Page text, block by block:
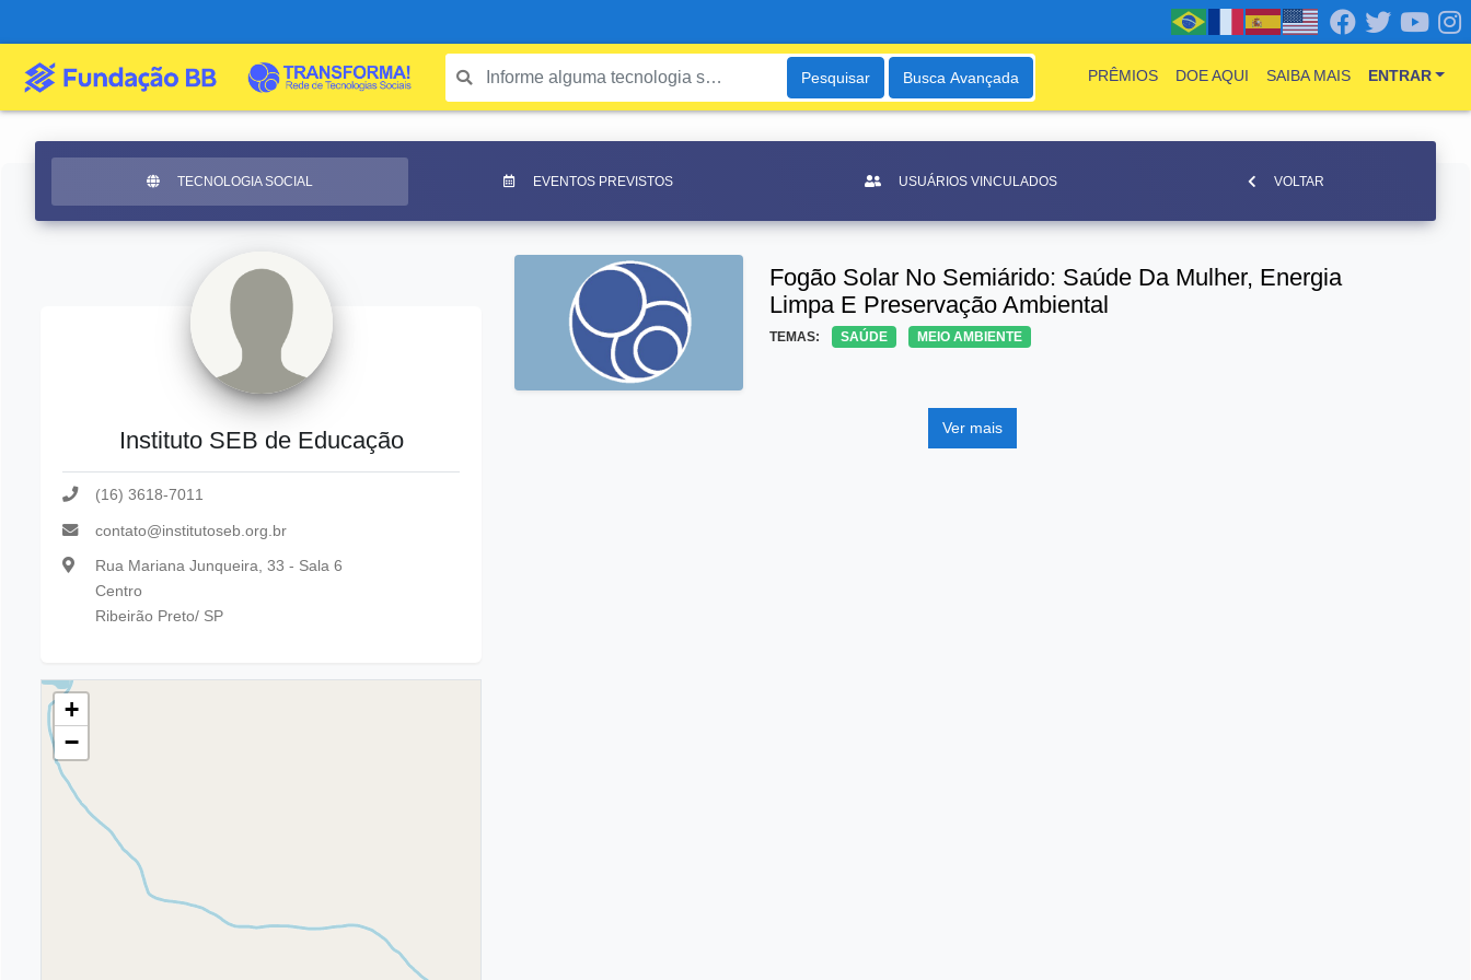
Pesquisar Busca Avançada PRÊMIOS DOE AQUI SAIBA MAIS ENTRAR
TECNOLOGIA SOCIAL EVENTOS PREVISTOS USUÁRIOS VINCULADOS VOLTAR
Instituto SEB de Educação
(16) 3618-7011
contato@institutoseb.org.br
Rua Mariana Junqueira, 33 - Sala 6
Centro
Ribeirão Preto/ SP
+
−
Fogão Solar No Semiárido: Saúde Da Mulher, Energia
Limpa E Preservação Ambiental
TEMAS: SAÚDE MEIO AMBIENTE
Ver mais